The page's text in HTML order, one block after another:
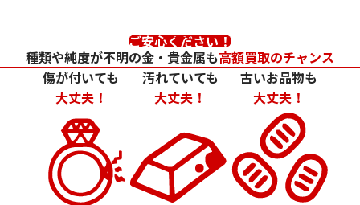
ご安心ください！
種類や純度が不明の金・貴金属も高額買取のチャンス
傷が付いても
大丈夫！
汚れていても
大丈夫！
古いお品物も
大丈夫！